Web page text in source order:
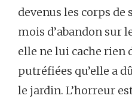
devenus les corps de
mois d’abandon sur
elle ne lui cache rien
putréfiées qu’elle a
le jardin. L’horreur